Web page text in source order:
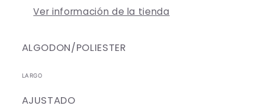
Ver información de la tienda
ALGODON/POLIESTER
LARGO
AJUSTADO